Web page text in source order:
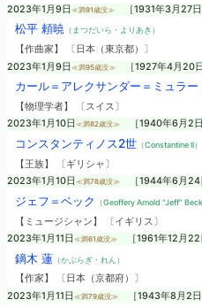
2023年1月9日 ≪満91歳没≫ ［1931年3月27日
松平 頼暁（まつだいら・よりあき）
【作曲家】 〔日本（東京都）〕
2023年1月9日 ≪満95歳没≫ ［1927年4月20日
カール＝アレクサンダー＝ミュラー
【物理学者】 〔スイス〕
2023年1月10日 ≪満82歳没≫ ［1940年6月2日
コンスタンティノス2世（Constantine II）
【王族】 〔ギリシャ〕
2023年1月10日 ≪満78歳没≫ ［1944年6月24
ジェフ＝ベック （Geoffery Arnold “Jeff” Beck
【ミュージシャン】 〔イギリス〕
2023年1月11日 ≪満61歳没≫ ［1961年12月22
鏑木 蓮 （かぶらぎ・れん）
【作家】 〔日本（京都府）〕
2023年1月11日 ≪満79歳没≫ ［1943年8月2日